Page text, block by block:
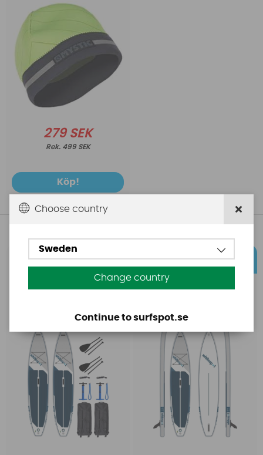
279 SEK
499 SEK
Köp!
Whitespot
Familjepaket 2x SUP 12
Whitespot
Whitespot SUP 12 6 x 30
(Uthyrning)
Choose country
Sweden
Change country
Continue to surfspot.se